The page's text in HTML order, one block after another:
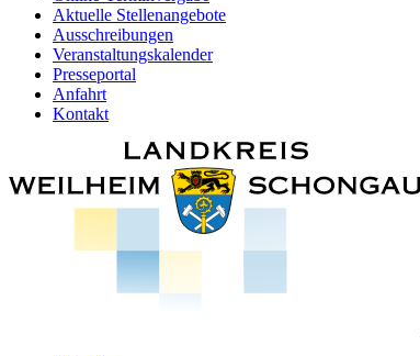
Aktuelle Stellenangebote
Ausschreibungen
Veranstaltungskalender
Presseportal
Anfahrt
Kontakt